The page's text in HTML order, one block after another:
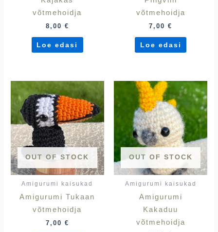
võtmehoidja
8,00 €
Loe edasi
võtmehoidja
7,00€
Loe edasi
OUT OF STOCK
Amigurumi kaisukad
Amigurumi Tukaan
võtmehoidja
7,00 €
OUT OF STOCK
Amigurumi kaisukad
Amigurumi
Kakaduu
võtmehoidja